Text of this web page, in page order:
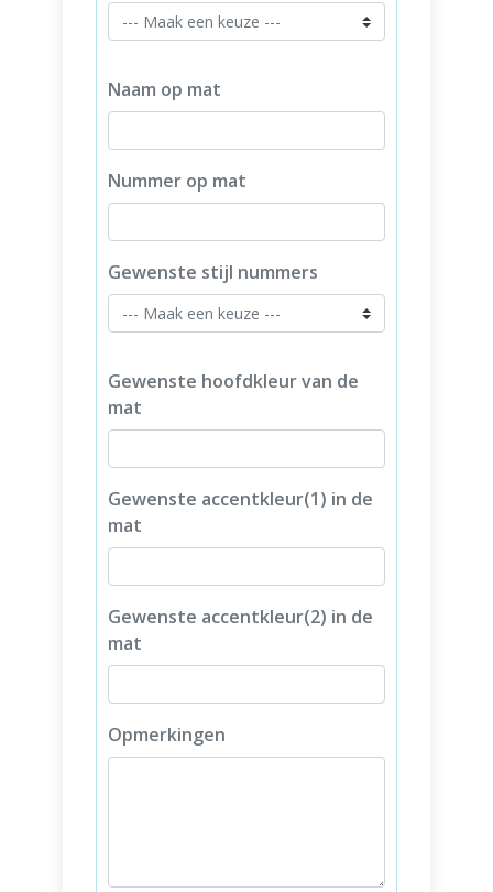
Naam op mat
Nummer op mat
Gewenste stijl nummers
Gewenste hoofdkleur van de
mat
Gewenste accentkleur(1) in de
mat
Gewenste accentkleur(2) in de
mat
Opmerkingen